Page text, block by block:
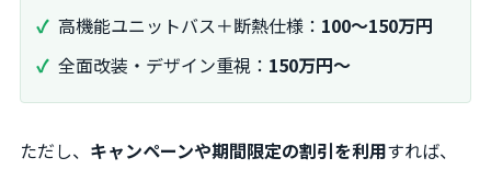
高機能ユニットバス＋断熱仕様： 100～150万円
全面改装・デザイン重視： 150万円～
ただし、 キャンペーンや期間限定の割引を利用すれば、